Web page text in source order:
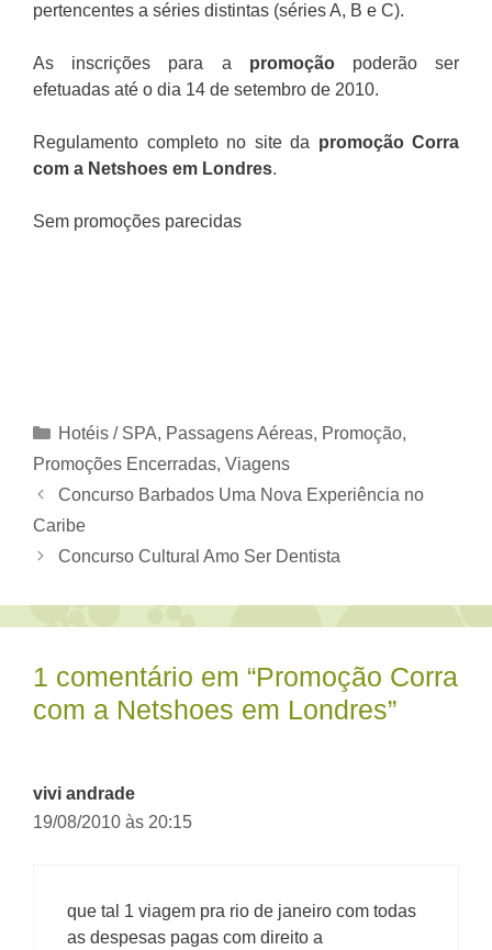
pertencentes a séries distintas (séries A, B e C).
As inscrições para a promoçãopoderão ser
efetuadas até o dia 14 de setembro de 2010.
Regulamento completo no site da promoção Corra
com a Netshoes em Londres.
Sem promoções parecidas
Categorias
Hotéis / SPA, Passagens Aéreas, Promoção,
Promoções Encerradas, Viagens
Concurso Barbados Uma Nova Experiência no
Caribe
Concurso Cultural Amo Ser Dentista
1 comentário em “Promoção Corra
com a Netshoes em Londres”
vivi andrade
19/08/2010 às 20:15
que tal 1 viagem pra rio de janeiro com todas
as despesas pagas com direito a